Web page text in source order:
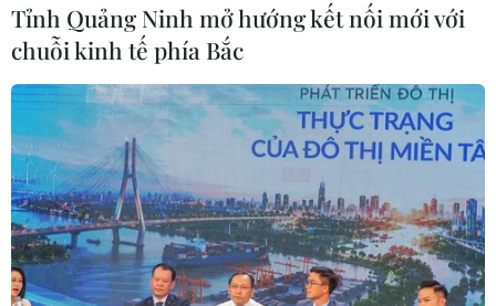
Tỉnh Quảng Ninh mở hướng kết nối mới với
chuỗi kinh tế phía Bắc